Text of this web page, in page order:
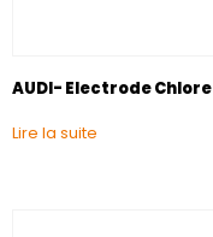
AUDI- Electrode Chlore
Lire la suite